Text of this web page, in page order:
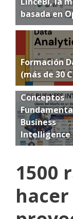
basada en
Formación
(más de 30
Conceptos
Business
Intelligence
1500